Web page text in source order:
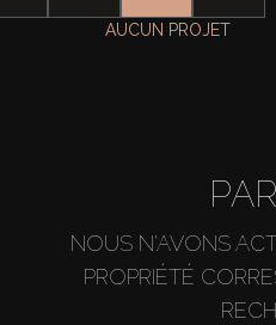
AUCUN PROJET
NOUS N'AVONS
PROPRIÉTÉ